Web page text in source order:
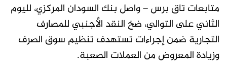
متابعات تاق برس – واصل بنك السودان المركزي، لليوم
الثاني على التوالي، ضخ النقد الأجنبي للمصارف
التجارية ضمن إجراءات تستهدف تنظيم سوق الصرف
وزيادة المعروض من العملات الصعبة.